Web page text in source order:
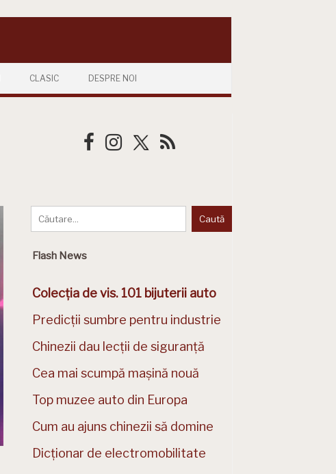
CLASIC DESPRE NOI
Flash News
Colecția de vis. 101 bijuterii auto
Predicții sumbre pentru industrie
Chinezii dau lecții de siguranță
Cea mai scumpă mașină nouă
Top muzee auto din Europa
Cum au ajuns chinezii să domine
Dicționar de electromobilitate